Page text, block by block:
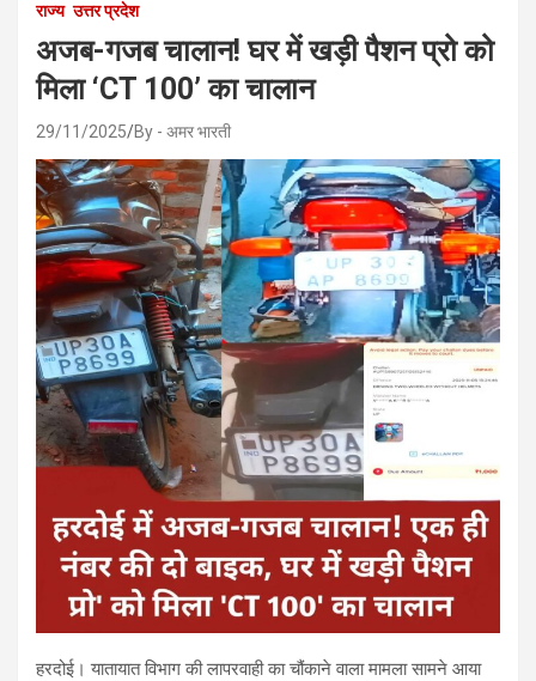
राज्य उत्तर प्रदेश
अजब-गजब चालान! घर में खड़ी पैशन प्रो को
मिला ‘CT 100’ का चालान
29/11/2025 By - अमर भारती
हरदोई। यातायात विभाग की लापरवाही का चौंकाने वाला मामला सामने आया